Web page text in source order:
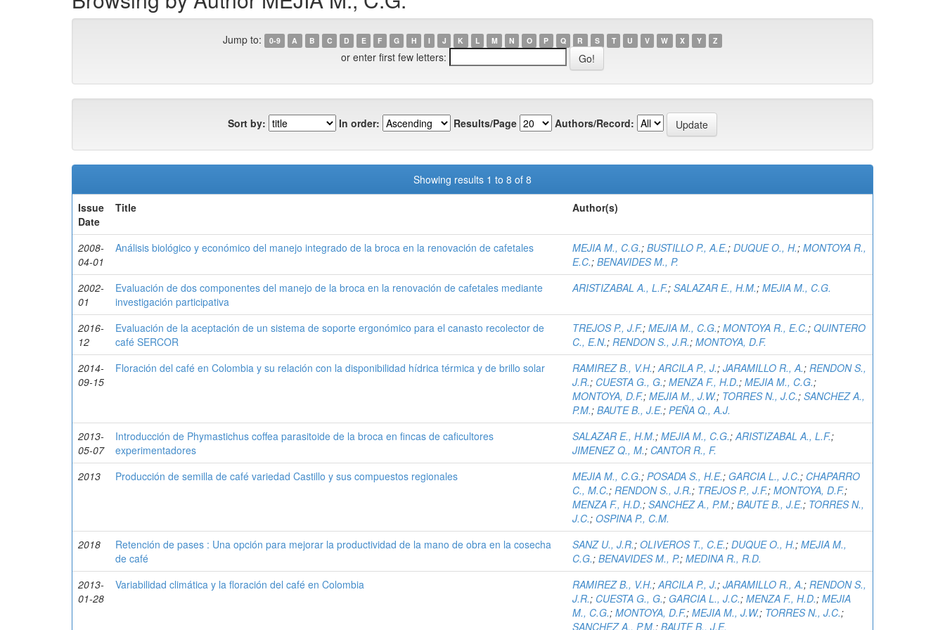
Jump to: 0-9 A B C D E F G H I J K L M N O P Q R S T U V W X Y Z
or enter first few letters:
Sort by: In order: Results/Page Authors/Record:
Showing results 1 to 8 of 8
Issue
Date
Title Author(s)
2008-
04-01
Análisis biológico y económico del manejo integrado de la broca en la renovación de cafetales MEJIA M., C.G.; BUSTILLO P., A.E.; DUQUE O., H.; MONTOYA R.,
E.C.; BENAVIDES M., P.
2002-
01
Evaluación de dos componentes del manejo de la broca en la renovación de cafetales mediante
investigación participativa
ARISTIZABAL A., L.F.; SALAZAR E., H.M.; MEJIA M., C.G.
2016-
12
Evaluación de la aceptación de un sistema de soporte ergonómico para el canasto recolector de
café SERCOR
TREJOS P., J.F.; MEJIA M., C.G.; MONTOYA R., E.C.; QUINTERO
C., E.N.; RENDON S., J.R.; MONTOYA, D.F.
2014-
09-15
Floración del café en Colombia y su relación con la disponibilidad hídrica térmica y de brillo solar RAMIREZ B., V.H.;ARCILA P., J.; JARAMILLO R., A.; RENDON S.,
J.R.; CUESTA G., G.; MENZA F., H.D.; MEJIA M., C.G.;
MONTOYA, D.F.; MEJIA M., J.W.; TORRES N., J.C.; SANCHEZ A.,
P.M.; BAUTE B., J.E.; PEÑA Q., A.J.
2013-
05-07
Introducción de Phymastichus coffea parasitoide de la broca en fincas de caficultores
experimentadores
SALAZAR E., H.M.; MEJIA M., C.G.;ARISTIZABAL A., L.F.;
JIMENEZ Q., M.; CANTOR R., F.
2013
Producción de semilla de café variedad Castillo y sus compuestos regionales MEJIA M., C.G.; POSADA S., H.E.; GARCIA L., J.C.; CHAPARRO
C., M.C.; RENDON S., J.R.; TREJOS P., J.F.; MONTOYA, D.F.;
MENZA F., H.D.; SANCHEZ A., P.M.; BAUTE B., J.E.; TORRES N.,
J.C.; OSPINA P., C.M.
2018
Retención de pases : Una opción para mejorar la productividad de la mano de obra en la cosecha
de café
SANZ U., J.R.; OLIVEROS T., C.E.; DUQUE O., H.; MEJIA M.,
C.G.; BENAVIDES M., P.; MEDINA R., R.D.
2013-
01-28
Variabilidad climática y la floración del café en Colombia RAMIREZ B., V.H.;ARCILA P., J.; JARAMILLO R., A.; RENDON S.,
J.R.; CUESTA G., G.; GARCIA L., J.C.; MENZA F., H.D.; MEJIA
M., C.G.; MONTOYA, D.F.; MEJIA M., J.W.; TORRES N., J.C.;
SANCHEZ A., P.M.; BAUTE B., J.E.